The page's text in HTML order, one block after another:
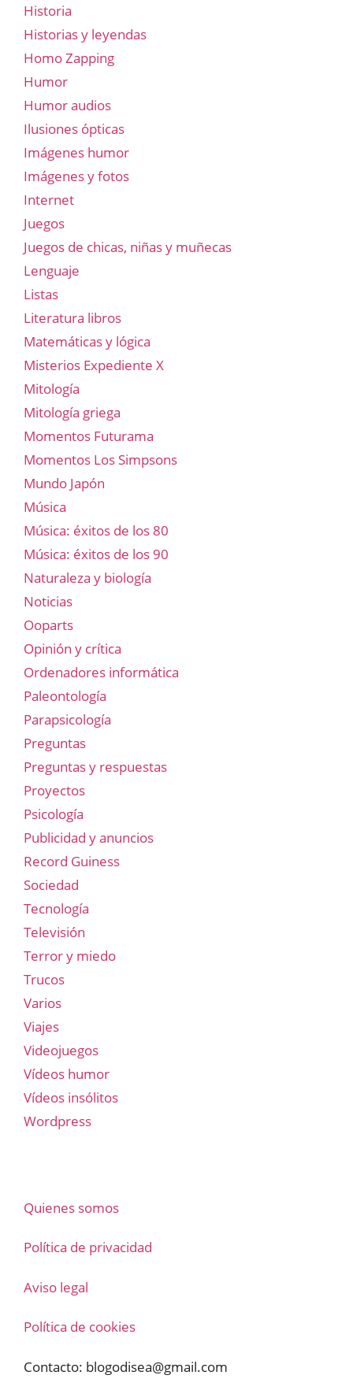
Historia
Historias y leyendas
Homo Zapping
Humor
Humor audios
Ilusiones ópticas
Imágenes humor
Imágenes y fotos
Internet
Juegos
Juegos de chicas, niñas y muñecas
Lenguaje
Listas
Literatura libros
Matemáticas y lógica
Misterios Expediente X
Mitología
Mitología griega
Momentos Futurama
Momentos Los Simpsons
Mundo Japón
Música
Música: éxitos de los 80
Música: éxitos de los 90
Naturaleza y biología
Noticias
Ooparts
Opinión y crítica
Ordenadores informática
Paleontología
Parapsicología
Preguntas
Preguntas y respuestas
Proyectos
Psicología
Publicidad y anuncios
Record Guiness
Sociedad
Tecnología
Televisión
Terror y miedo
Trucos
Varios
Viajes
Videojuegos
Vídeos humor
Vídeos insólitos
Wordpress
Quienes somos
Política de privacidad
Aviso legal
Política de cookies
Contacto: blogodisea@gmail.com